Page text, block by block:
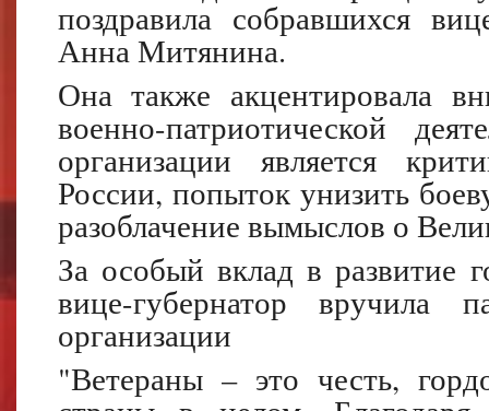
поздравила собравшихся
Анна Митянина.
Она также акцентировала
военно-патриотической
организации является
России, попыток унизить
разоблачение вымыслов о
За особый вклад в развитие
вице-губернатор вручила
организации
"Ветераны – это честь,